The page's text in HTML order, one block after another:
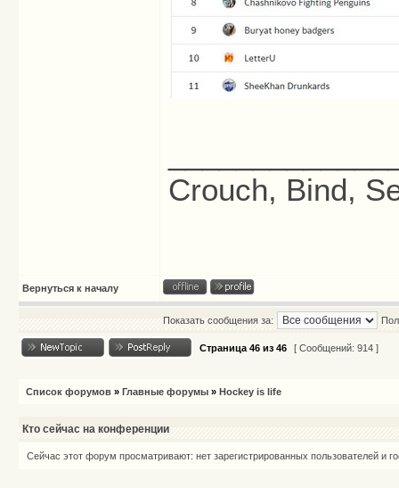
Crouch, Bind,
Вернуться к началу
Показать сообщения за:
Страница 46 из 46 [ Сообщений: 914 ]
Список форумов » Главные форумы » Hockey is life
Кто сейчас на конференции
Сейчас этот форум просматривают: нет зарегистрированных пользователей и